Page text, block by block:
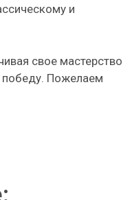
и
свое мастерство
победу. Пожелаем